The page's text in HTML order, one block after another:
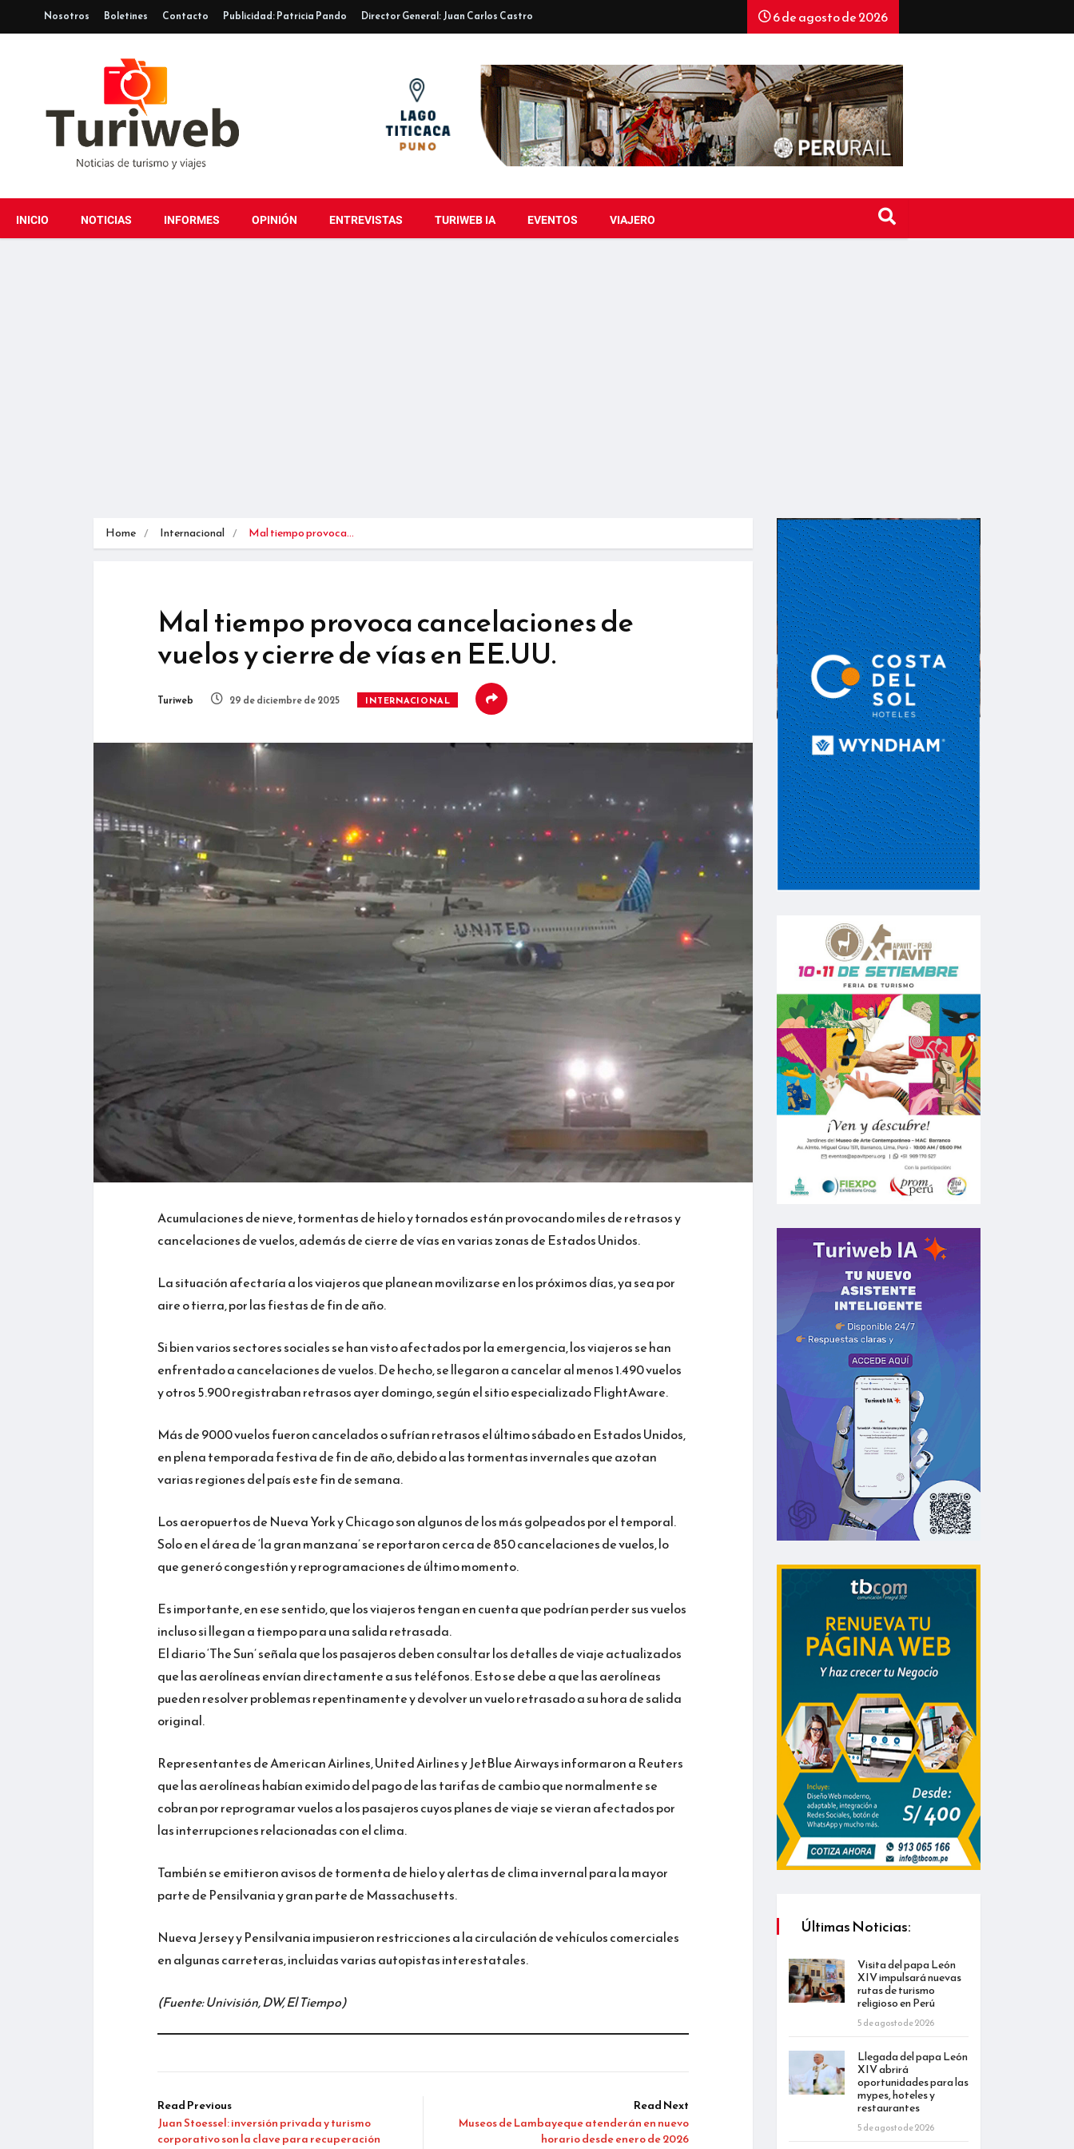
Nosotros Boletines Contacto Publicidad: Patricia Pando Director General: Juan Carlos Castro 6 de agosto de 2026
INICIO NOTICIAS INFORMES OPINIÓN ENTREVISTAS TURIWEB IA EVENTOS VIAJERO
Home Internacional Mal tiempo provoca…
Mal tiempo provoca cancelaciones de
vuelos y cierre de vías en EE.UU.
Turiweb 29 de diciembre de 2025 INTERNACIONAL
Acumulaciones de nieve, tormentas de hielo y tornados están provocando miles de retrasos y
cancelaciones de vuelos, además de cierre de vías en varias zonas de Estados Unidos.
La situación afectaría a los viajeros que planean movilizarse en los próximos días, ya sea por
aire o tierra, por las fiestas de fin de año.
Si bien varios sectores sociales se han visto afectados por la emergencia, los viajeros se han
enfrentado a cancelaciones de vuelos. De hecho, se llegaron a cancelar al menos 1.490 vuelos
y otros 5.900 registraban retrasos ayer domingo, según el sitio especializado FlightAware.
Más de 9000 vuelos fueron cancelados o sufrían retrasos el último sábado en Estados Unidos,
en plena temporada festiva de fin de año, debido a las tormentas invernales que azotan
varias regiones del país este fin de semana.
Los aeropuertos de Nueva York y Chicago son algunos de los más golpeados por el temporal.
Solo en el área de ‘la gran manzana’ se reportaron cerca de 850 cancelaciones de vuelos, lo
que generó congestión y reprogramaciones de último momento.
Es importante, en ese sentido, que los viajeros tengan en cuenta que podrían perder sus vuelos
incluso si llegan a tiempo para una salida retrasada.
El diario ‘The Sun’ señala que los pasajeros deben consultar los detalles de viaje actualizados
que las aerolíneas envían directamente a sus teléfonos. Esto se debe a que las aerolíneas
pueden resolver problemas repentinamente y devolver un vuelo retrasado a su hora de salida
original.
Representantes de American Airlines, United Airlines y JetBlue Airways informaron a Reuters
que las aerolíneas habían eximido del pago de las tarifas de cambio que normalmente se
cobran por reprogramar vuelos a los pasajeros cuyos planes de viaje se vieran afectados por
las interrupciones relacionadas con el clima.
También se emitieron avisos de tormenta de hielo y alertas de clima invernal para la mayor
parte de Pensilvania y gran parte de Massachusetts.
Nueva Jersey y Pensilvania impusieron restricciones a la circulación de vehículos comerciales
en algunas carreteras, incluidas varias autopistas interestatales.
(Fuente: Univisión, DW, El Tiempo)
Read Previous
Juan Stoessel: inversión privada y turismo
corporativo son la clave para recuperación
Read Next
Museos de Lambayeque atenderán en nuevo
horario desde enero de 2026
Últimas Noticias:
Visita del papa León
XIV impulsará nuevas
rutas de turismo
religioso en Perú
5 de agosto de 2026
Llegada del papa León
XIV abrirá
oportunidades para las
mypes, hoteles y
restaurantes
5 de agosto de 2026